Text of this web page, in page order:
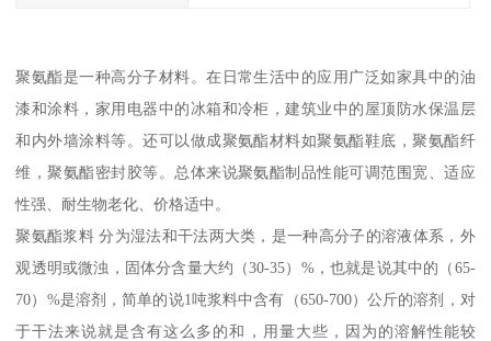
聚氨酯是一种高分子材料。在日常生活中的应用广泛如家具中的油
漆和涂料，家用电器中的冰箱和冷柜，建筑业中的屋顶防水保温层
和内外墙涂料等。还可以做成聚氨酯材料如聚氨酯鞋底，聚氨酯纤
维，聚氨酯密封胶等。总体来说聚氨酯制品性能可调范围宽、适应
性强、耐生物老化、价格适中。
聚氨酯浆料 分为湿法和干法两大类，是一种高分子的溶液体系，外
观透明或微浊，固体分含量大约（30-35）%，也就是说其中的（65-
70）%是溶剂，简单的说1吨浆料中含有（650-700）公斤的溶剂，对
于干法来说就是含有这么多的和，用量大些，因为的溶解性能较